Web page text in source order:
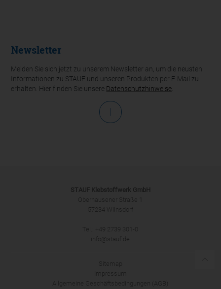
Newsletter
Melden Sie sich jetzt zu unserem Newsletter an, um die neusten
Informationen zu STAUF und unseren Produkten per E-Mail zu
erhalten. Hier finden Sie unsere Datenschutzhinweise.
STAUF Klebstoffwerk GmbH
Oberhausener Straße 1
57234 Wilnsdorf
Tel.: +49 2739 301-0
info@stauf.de
Sitemap
Impressum
Allgemeine Geschäftsbedingungen (AGB)